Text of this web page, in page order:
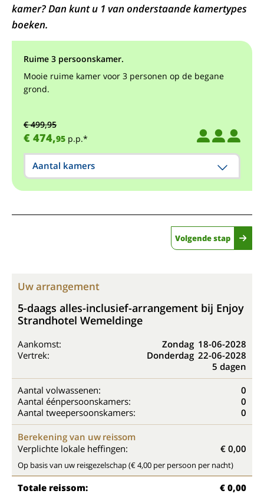
kamer? Dan kunt u 1 van onderstaande kamertypes
boeken.
Ruime 3 persoonskamer.
Mooie ruime kamer voor 3 personen op de begane
grond.
€ 499,95
€ 474,95 p.p.*
Aantal kamers
Volgende stap
Uw arrangement
5-daags alles-inclusief-arrangement bij Enjoy
Strandhotel Wemeldinge
Aankomst: Zondag 18-06-2028
Vertrek:
Donderdag 22-06-2028
5 dagen
Aantal volwassenen:
0
Aantal éénpersoonskamers:
0
Aantal tweepersoonskamers:
0
Berekening van uw reissom
Verplichte lokale heffingen:
€ 0,00
Op basis van uw reisgezelschap (€ 4,00 per persoon per nacht)
Totale reissom: € 0,00